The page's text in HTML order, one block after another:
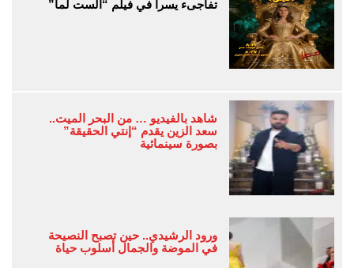
تفاجىء يسرا في فيلم “الست لما”
شاهد بالفيديو … من البحر الميت..
سعد الزين يقدم “إنتي الحقيقة”
بصورة سينمائية
ورود الرشيدي.. حين تصبح النصيحة
في الموضة والجمال أسلوب حياة